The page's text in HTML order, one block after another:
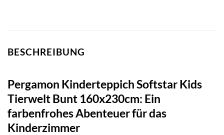
BESCHREIBUNG
Pergamon Kinderteppich Softstar Kids
Tierwelt Bunt 160x230cm: Ein
farbenfrohes Abenteuer für das
Kinderzimmer